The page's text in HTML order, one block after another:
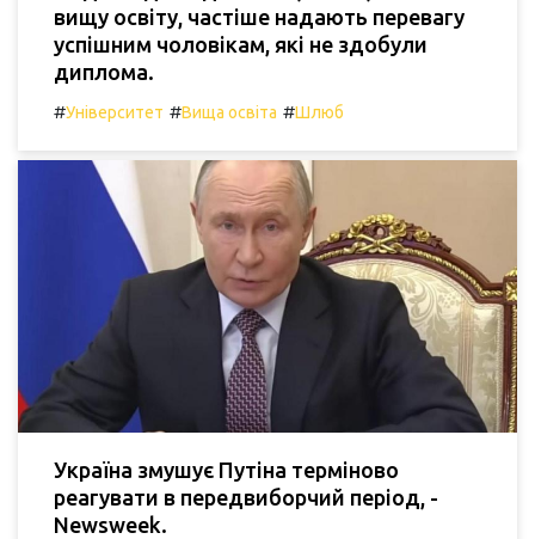
вищу освіту, частіше надають перевагу
успішним чоловікам, які не здобули
диплома.
#Університет #Вища освіта #Шлюб
Україна змушує Путіна терміново
реагувати в передвиборчий період, -
Newsweek.